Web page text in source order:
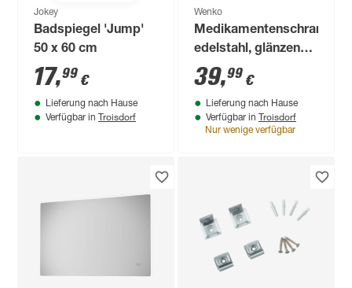
Jokey
Badspiegel 'Jump'
50 x 60 cm
17,99 €
Lieferung nach Hause
Verfügbar in Troisdorf
Wenko
Medikamentenschrank
edelstahl, glänzend
30 x 40 cm
39,99 €
Lieferung nach Hause
Verfügbar in Troisdorf
Nur wenige verfügbar